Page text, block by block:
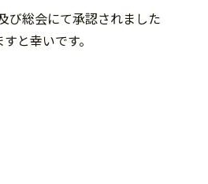
び総会にて承認されました
と幸いです。